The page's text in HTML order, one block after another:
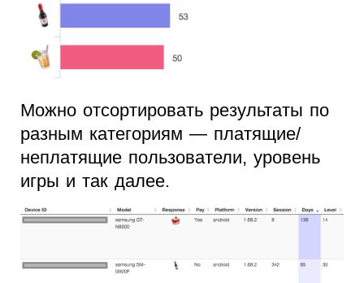
Можно отсортировать результаты по
разным категориям — платящие/
неплатящие пользователи, уровень
игры и так далее.